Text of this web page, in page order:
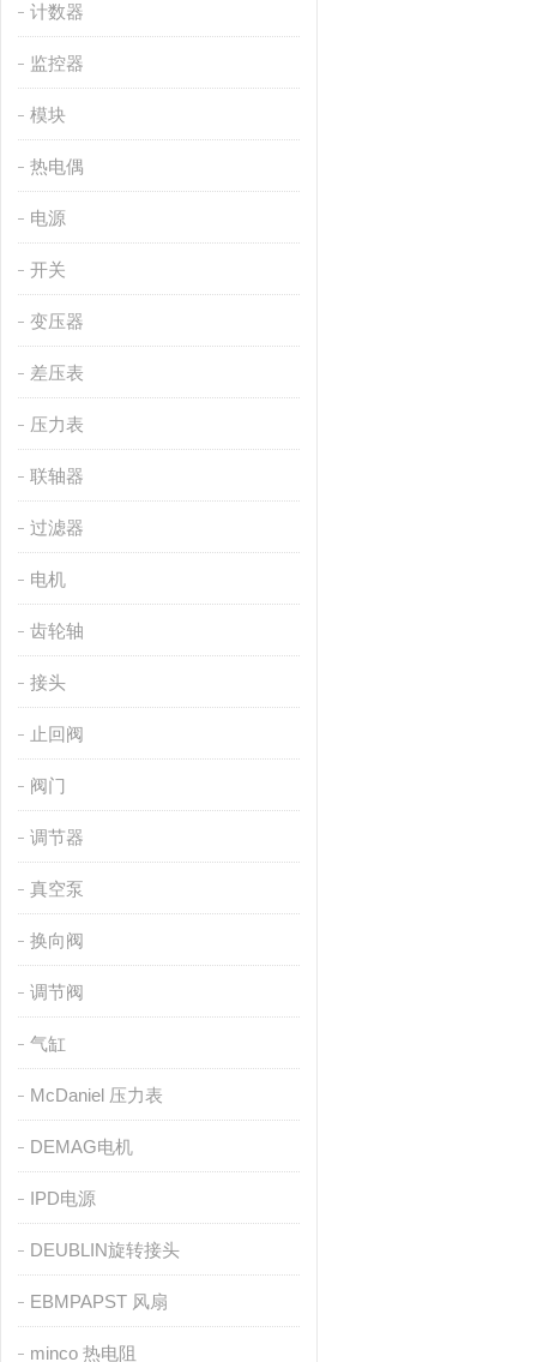
计数器
监控器
模块
热电偶
电源
开关
变压器
差压表
压力表
联轴器
过滤器
电机
齿轮轴
接头
止回阀
阀门
调节器
真空泵
换向阀
调节阀
气缸
McDaniel 压力表
DEMAG电机
IPD电源
DEUBLIN旋转接头
EBMPAPST 风扇
minco 热电阻